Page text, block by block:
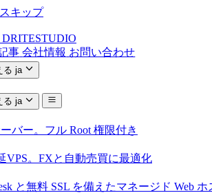
キップ
DRITESTUDIO
事 会社情報 お問い合わせ
る ja
る ja
バー。フル Root 権限付き
VPS。FXと自動売買に最適化
と無料 SSL を備えたマネージド Web